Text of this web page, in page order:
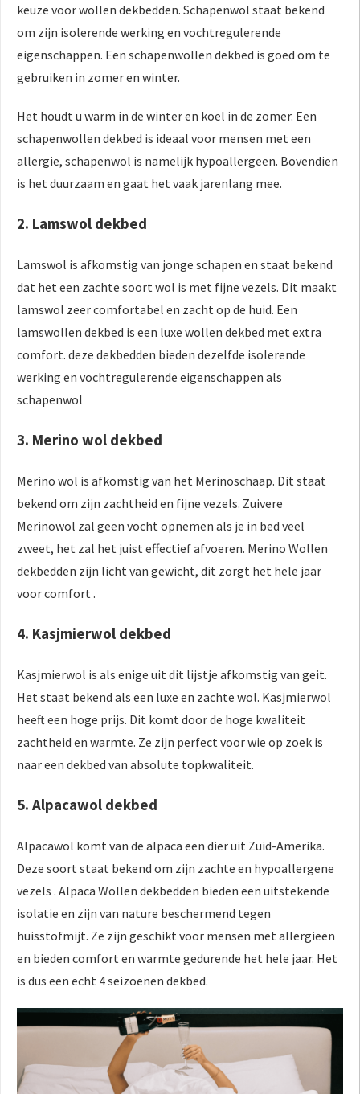
keuze voor wollen dekbedden. Schapenwol staat bekend
om zijn isolerende werking en vochtregulerende
eigenschappen. Een schapenwollen dekbed is goed om te
gebruiken in zomer en winter.
Het houdt u warm in de winter en koel in de zomer. Een
schapenwollen dekbed is ideaal voor mensen met een
allergie, schapenwol is namelijk hypoallergeen. Bovendien
is het duurzaam en gaat het vaak jarenlang mee.
2. Lamswol dekbed
Lamswol is afkomstig van jonge schapen en staat bekend
dat het een zachte soort wol is met fijne vezels. Dit maakt
lamswol zeer comfortabel en zacht op de huid. Een
lamswollen dekbed is een luxe wollen dekbed met extra
comfort. deze dekbedden bieden dezelfde isolerende
werking en vochtregulerende eigenschappen als
schapenwol
3. Merino wol dekbed
Merino wol is afkomstig van het Merinoschaap. Dit staat
bekend om zijn zachtheid en fijne vezels. Zuivere
Merinowol zal geen vocht opnemen als je in bed veel
zweet, het zal het juist effectief afvoeren. Merino Wollen
dekbedden zijn licht van gewicht, dit zorgt het hele jaar
voor comfort .
4. Kasjmierwol dekbed
Kasjmierwol is als enige uit dit lijstje afkomstig van geit.
Het staat bekend als een luxe en zachte wol. Kasjmierwol
heeft een hoge prijs. Dit komt door de hoge kwaliteit
zachtheid en warmte. Ze zijn perfect voor wie op zoek is
naar een dekbed van absolute topkwaliteit.
5. Alpacawol dekbed
Alpacawol komt van de alpaca een dier uit Zuid-Amerika.
Deze soort staat bekend om zijn zachte en hypoallergene
vezels . Alpaca Wollen dekbedden bieden een uitstekende
isolatie en zijn van nature beschermend tegen
huisstofmijt. Ze zijn geschikt voor mensen met allergieën
en bieden comfort en warmte gedurende het hele jaar. Het
is dus een echt 4 seizoenen dekbed.